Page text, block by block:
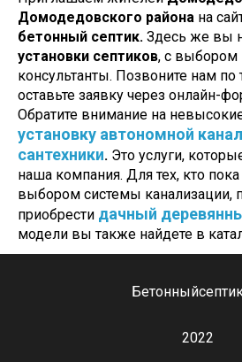
Домодедовского района на
бетонный септик. Здесь же вы
установки септиков, с выбором
консультанты. Позвоните нам по
оставьте заявку через онлайн-
Обратите внимание на
установку автономной
сантехники. Это услуги,
наша компания. Для тех, кто
выбором системы канализации,
приобрести дачный
модели вы также найдете в
2022